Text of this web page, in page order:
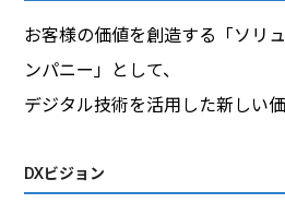
オフィスデザイン
お客様の価値を創造する「ソリ
ンパニー」として、
デジタル技術を活用した新しい
DXビジョン